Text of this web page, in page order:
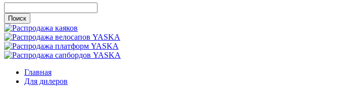
Главная
Для дилеров